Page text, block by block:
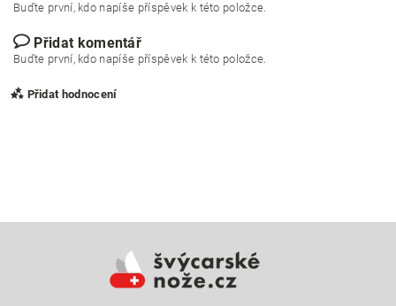
Buďte první, kdo napíše příspěvek k této položce.
Přidat komentář
Buďte první, kdo napíše příspěvek k této položce.
Přidat hodnocení